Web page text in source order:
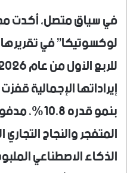
في سياق متصل، أكدت
لوكسوتيكا” في
بنمو قدره
المتفجر والنجاح
الذكاء الاصطناعي